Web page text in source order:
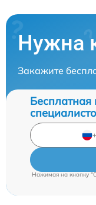
Нужна
Закажите
Бесплатная
Нажимая на кнопку